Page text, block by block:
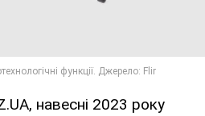
навесні 2023 року